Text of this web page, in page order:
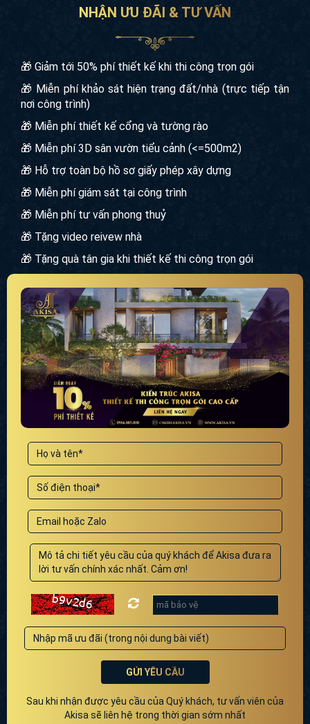
bạn đồng hành của Quý khách hàng trong mọi sản phẩm.
XEM TIỂU SỬ
Xem thêm bài viết của tác giả
NHẬN ƯU ĐÃI & TƯ VẤN
🎁 Giảm tới 50% phí thiết kế khi thi công trọn gói
🎁 Miễn phí khảo sát hiện trạng đất/nhà (trực tiếp tận
nơi công trình)
🎁 Miễn phí thiết kế cổng và tường rào
🎁 Miễn phí 3D sân vườn tiểu cảnh (<=500m2)
🎁 Hỗ trợ toàn bộ hồ sơ giấy phép xây dựng
🎁 Miễn phí tư vấn phong thuỷ
🎁 Tặng video reivew nhà
🎁 Tặng quà tân gia khi thiết kế thi công trọn gói